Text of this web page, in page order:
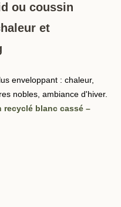
ou coussin
et
enveloppant : chaleur,
nobles, ambiance d'hiver.
recyclé blanc cassé –